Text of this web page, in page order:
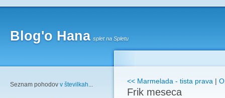
Blog'o Hana splet na Spletu
Seznam pohodov v številkah... << Marmelada - tista prava |
Frik meseca